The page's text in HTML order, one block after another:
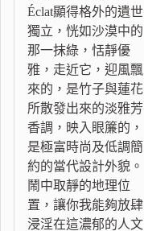
Éclat顯得格外的遺世
獨立，恍如沙漠中的
那一抹綠，恬靜優
雅，走近它，迎風飄
來的，是竹子與蓮花
所散發出來的淡雅芳
香調，映入眼簾的，
是極富時尚及低調簡
約的當代設計外貌。
鬧中取靜的地理位
置，讓你我能夠放肆
浸淫在這濃郁的人文